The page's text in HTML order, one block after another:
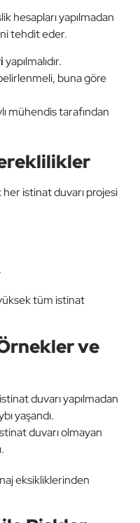
hesapları yapılmadan
tehdit eder.
yapılmalıdır.
buna göre
mühendis tarafından
istinat duvarı projesi
tüm istinat
ve
duvarı yapılmadan
yaşandı.
duvarı olmayan
eksikliklerinden